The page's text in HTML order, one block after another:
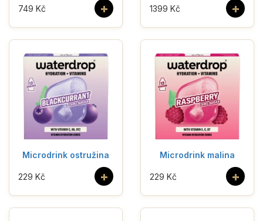
+
749 Kč +
1399 Kč
Microdrink ostružina
+
229 Kč
Microdrink malina
+
229 Kč